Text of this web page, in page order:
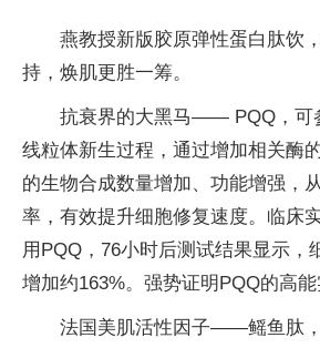
燕教授新版胶原弹性蛋白肽饮
持，焕肌更胜一筹。
抗衰界的大黑马—— PQQ，可
线粒体新生过程，通过增加相关酶
的生物合成数量增加、功能增强，
率，有效提升细胞修复速度。临床
用PQQ，76小时后测试结果显示，
增加约163%。强势证明PQQ的高能
法国美肌活性因子——鳐鱼肽